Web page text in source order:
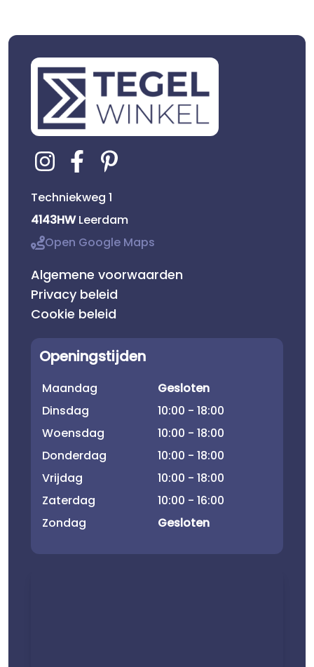
Techniekweg 1
4143HWLeerdam
Open Google Maps
Algemene voorwaarden
Privacy beleid
Cookie beleid
Openingstijden
Maandag
Gesloten
Dinsdag
10:00 - 18:00
Woensdag
10:00 - 18:00
Donderdag
10:00 - 18:00
Vrijdag
10:00 - 18:00
Zaterdag
10:00 - 16:00
Zondag
Gesloten